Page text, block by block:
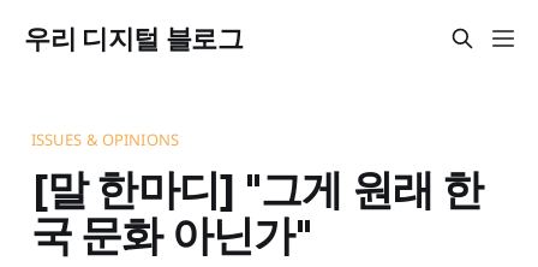
우리 디지털 블로그
ISSUES & OPINIONS
[말 한마디] "그게 원래 한
국 문화 아닌가"